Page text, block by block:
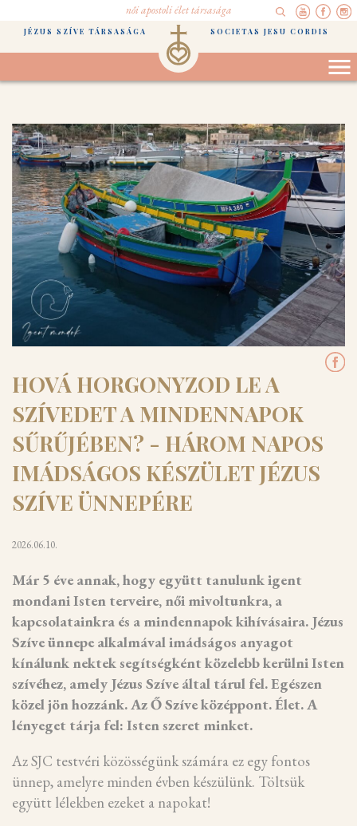
női apostoli élet társasága
JÉZUS SZÍVE TÁRSASÁGA SOCIETAS JESU CORDIS
HOVÁ HORGONYZOD LE A
SZÍVEDET A MINDENNAPOK
SŰRŰJÉBEN? - HÁROM NAPOS
IMÁDSÁGOS KÉSZÜLET JÉZUS
SZÍVE ÜNNEPÉRE
2026.06.10.
Már 5 éve annak, hogy együtt tanulunk igent
mondani Isten terveire, női mivoltunkra, a
kapcsolatainkra és a mindennapok kihívásaira. Jézus
Szíve ünnepe alkalmával imádságos anyagot
kínálunk nektek segítségként közelebb kerülni Isten
szívéhez, amely Jézus Szíve által tárul fel. Egészen
közel jön hozzánk. Az Ő Szíve középpont. Élet. A
lényeget tárja fel: Isten szeret minket.
Az SJC testvéri közösségünk számára ez egy fontos
ünnep, amelyre minden évben készülünk. Töltsük
együtt lélekben ezeket a napokat!